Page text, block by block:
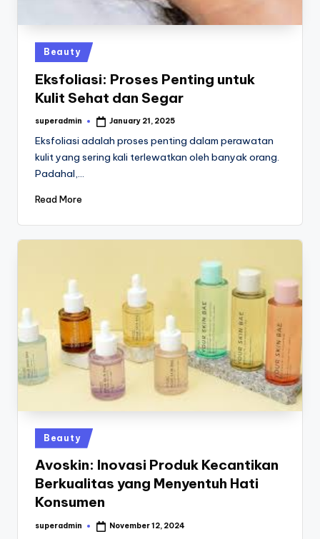
Posted
in
Beauty
Eksfoliasi: Proses Penting untuk
Kulit Sehat dan Segar
Posted
superadmin January 21, 2025
Eksfoliasi adalah proses penting dalam perawatan
kulit yang sering kali terlewatkan oleh banyak orang.
Padahal,…
Read More
Posted
in
Beauty
Avoskin: Inovasi Produk Kecantikan
Berkualitas yang Menyentuh Hati
Konsumen
Posted
superadmin November 12, 2024